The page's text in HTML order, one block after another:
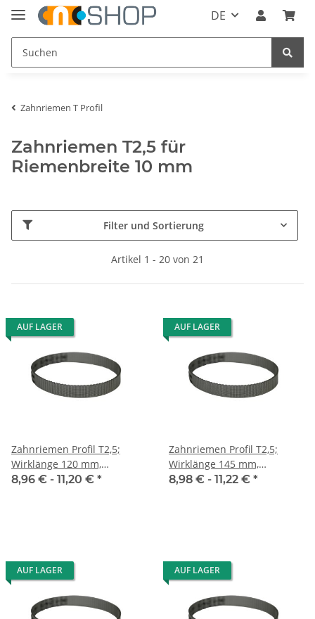
DE
Zahnriemen T Profil
Zahnriemen T2,5 für
Riemenbreite 10 mm
Filter und Sortierung
Artikel 1 - 20 von 21
AUF LAGER
Zahnriemen Profil T2,5;
Wirklänge 120 mm,
Riemenbreite 10 mm
8,96 € - 11,20 € *
AUF LAGER
Zahnriemen Profil T2,5;
Wirklänge 145 mm,
Riemenbreite 10 mm
8,98 € - 11,22 € *
AUF LAGER AUF LAGER